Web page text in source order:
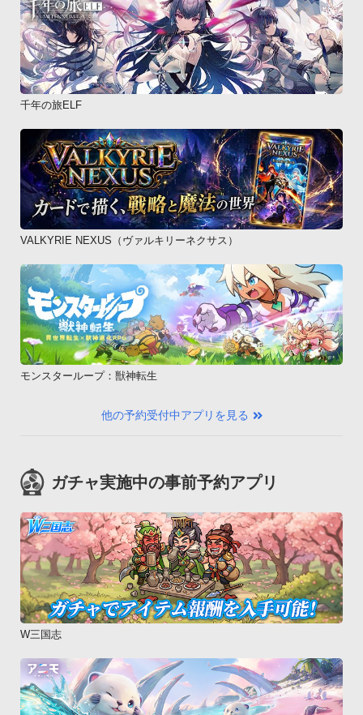
千年の旅ELF
VALKYRIE NEXUS（ヴァルキリーネクサス）
モンスターループ：獣神転生
他の予約受付中アプリを見る
ガチャ実施中の事前予約アプリ
W三国志